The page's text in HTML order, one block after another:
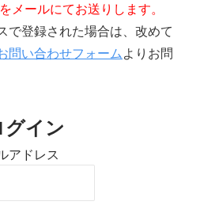
メールにてお送りします。
で登録された場合は、改めて
問い合わせフォーム よりお問
グイン
アドレス